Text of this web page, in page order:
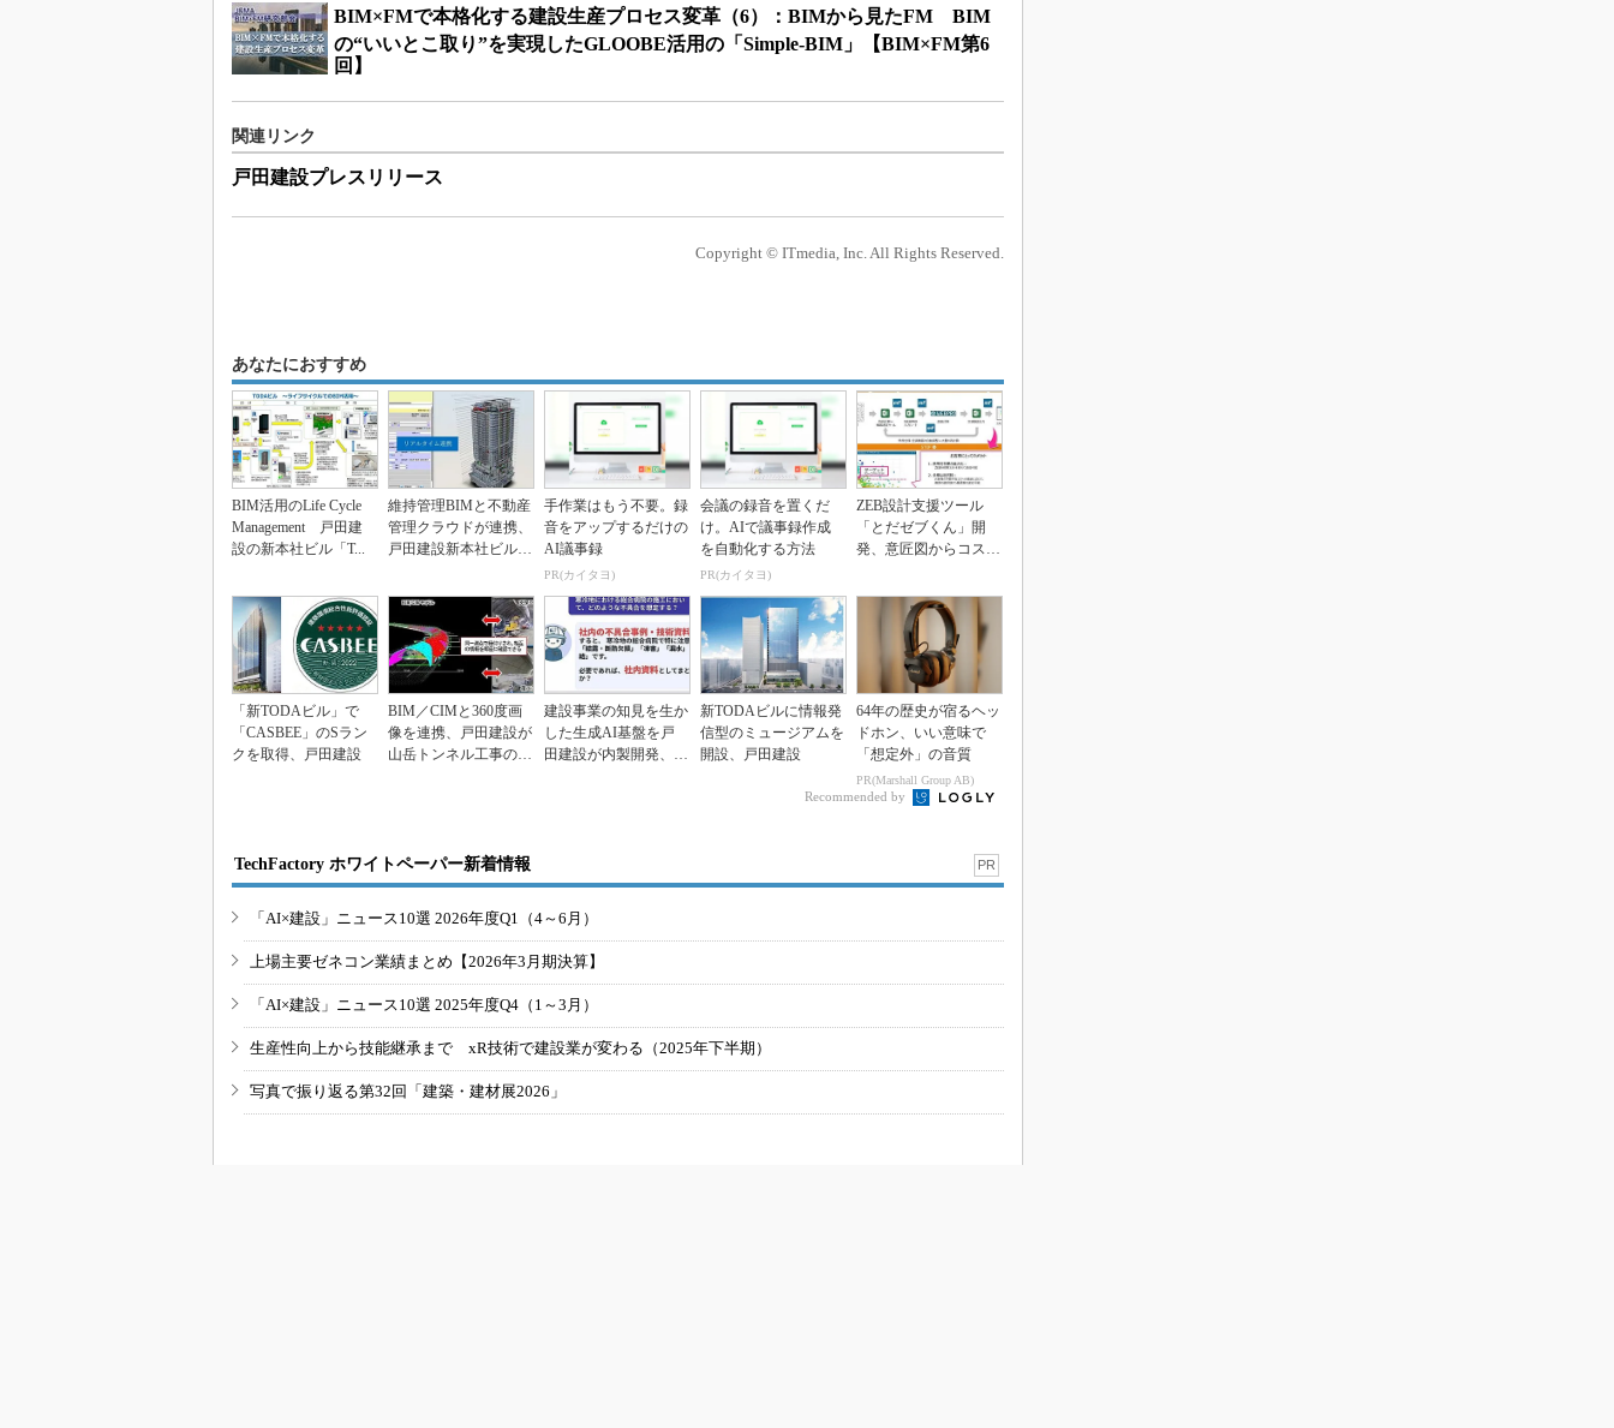
BIM×FMで本格化する建設生産プロセス変革（6）：BIMから見たFM BIM
の“いいとこ取り”を実現したGLOOBE活用の「Simple-BIM」【BIM×FM第6
回】
関連リンク
戸田建設プレスリリース
Copyright © ITmedia, Inc. All Rights Reserved.
あなたにおすすめ
BIM活用のLife Cycle
Management 戸田建
設の新本社ビル「T...
維持管理BIMと不動産
管理クラウドが連携、
戸田建設新本社ビルで
手作業はもう不要。録
音をアップするだけの
AI議事録
PR(カイタヨ)
会議の録音を置くだ
け。AIで議事録作成
を自動化する方法
PR(カイタヨ)
ZEB設計支援ツール
「とだゼブくん」開
発、意匠図からコスト
「新TODAビル」で
「CASBEE」のSラン
クを取得、戸田建設
BIM／CIMと360度画
像を連携、戸田建設が
山岳トンネル工事の施
建設事業の知見を生か
した生成AI基盤を戸
田建設が内製開発、全
新TODAビルに情報発
信型のミュージアムを
開設、戸田建設
64年の歴史が宿るヘッ
ドホン、いい意味で
「想定外」の音質
PR(Marshall Group AB)
Recommended by
TechFactory ホワイトペーパー新着情報 PR
「AI×建設」ニュース10選 2026年度Q1（4～6月）
上場主要ゼネコン業績まとめ【2026年3月期決算】
「AI×建設」ニュース10選 2025年度Q4（1～3月）
生産性向上から技能継承まで xR技術で建設業が変わる（2025年下半期）
写真で振り返る第32回「建築・建材展2026」